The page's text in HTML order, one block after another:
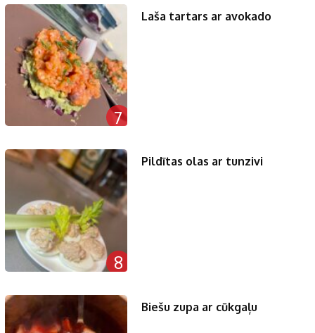
7
Laša tartars ar avokado
8
Pildītas olas ar tunzivi
Biešu zupa ar cūkgaļu